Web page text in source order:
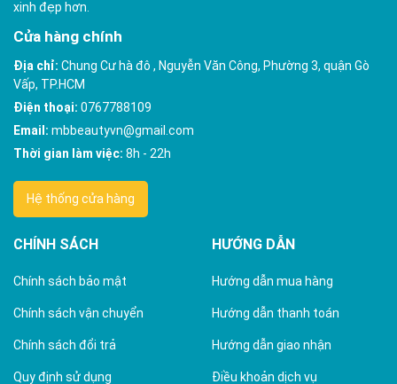
xinh đẹp hơn.
Cửa hàng chính
Địa chỉ: Chung Cư hà đô , Nguyễn Văn Công, Phường 3, quận Gò
Vấp, TP.HCM
Điện thoại: 0767788109
Email: mbbeautyvn@gmail.com
Thời gian làm việc: 8h - 22h
Hệ thống cửa hàng
CHÍNH SÁCH
Chính sách bảo mật
Chính sách vận chuyển
Chính sách đổi trả
Quy định sử dụng
HƯỚNG DẪN
Hướng dẫn mua hàng
Hướng dẫn thanh toán
Hướng dẫn giao nhận
Điều khoản dịch vụ